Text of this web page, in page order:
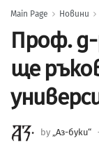
Main Page Новини
Проф.
ще
by „Аз-буки“